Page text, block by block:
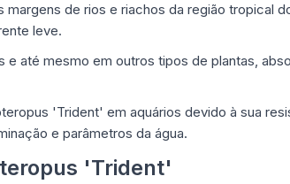
de rios e riachos da região tropical
leve.
até mesmo em outros tipos de plantas,
'Trident' em aquários devido à sua
e parâmetros da água.
'Trident'